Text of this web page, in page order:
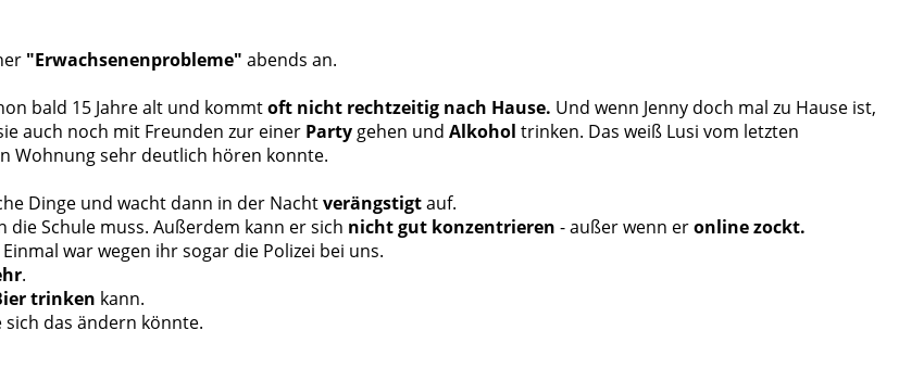
"Erwachsenenprobleme" abends an.
bald 15 Jahre alt und kommtoft nicht rechtzeitig nach Hause. Und wenn Jenny doch mal zu Hause ist,
auch noch mit Freunden zur einer Party gehen und Alkohol trinken. Das weiß Lusi vom letzten
Wohnung sehr deutlich hören konnte.
Dinge und wacht dann in der Nachtverängstigtauf.
die Schule muss. Außerdem kann er sich nicht gut konzentrieren - außer wenn eronlinezockt.
war wegen ihr sogar die Polizei bei uns.
.
trinken kann.
das ändern könnte.